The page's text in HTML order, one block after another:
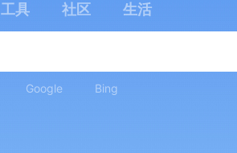
工具 社区 生活
Google Bing